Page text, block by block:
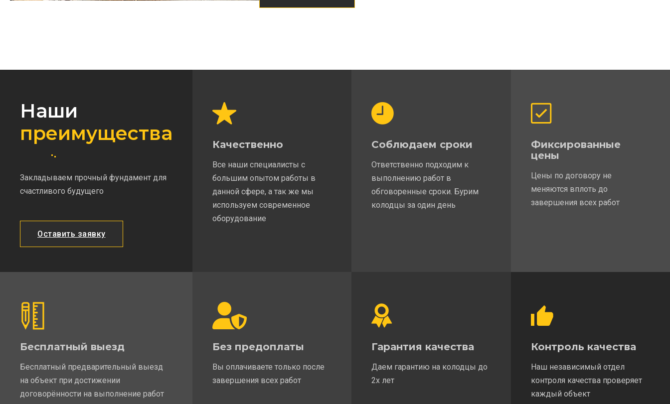
Наши
преимущества
Закладываем прочный фундамент для
счастливого будущего
Оставить заявку
Качественно
Все наши специалисты с
большим опытом работы в
данной сфере, а так же мы
используем современное
оборудование
Соблюдаем сроки
Ответственно подходим к
выполнению работ в
обговоренные сроки. Бурим
колодцы за один день
Фиксированные
цены
Цены по договору не
меняются вплоть до
завершения всех работ
Бесплатный выезд
Бесплатный предварительный выезд
на объект при достижении
договорённости на выполнение работ
Без предоплаты
Вы оплачиваете только после
завершения всех работ
Гарантия качества
Даем гарантию на колодцы до
2х лет
Контроль качества
Наш независимый отдел
контроля качества проверяет
каждый объект